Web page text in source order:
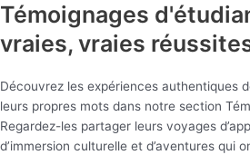
Témoignages
vraies, vraies
Découvrez les expériences authentiques
leurs propres mots dans notre section
Regardez-les partager leurs voyages
d’immersion culturelle et d’aventures qui